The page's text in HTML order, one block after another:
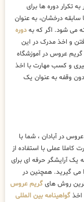
تکرار دوره ها برای
سابقه درخشان، به عنوان
می شود. اگر که بهدوره
و اخذ مدرک در این
گریم عروس در آموزشگاه
و کسب مهارت با اخذ
وقفه به عنوان یک
در آبادان ، شما با
کاملا عملی با استفاده از
آرایشگر حرفه ای برای
می گیرید. همچنین در
ترین روش های گریم عروس
گواهینامه بین المللی